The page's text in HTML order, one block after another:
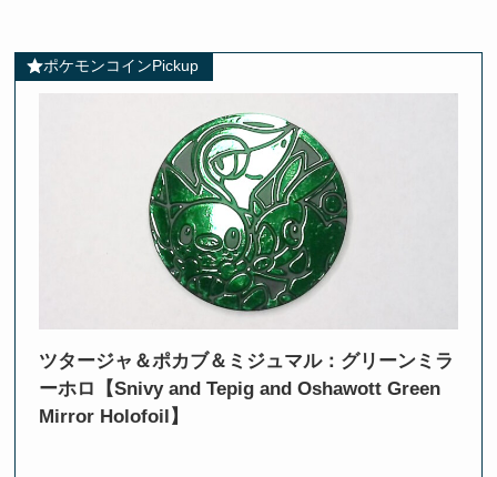
ポケモンコインPickup
ツタージャ＆ポカブ＆ミジュマル：グリーンミラ
ーホロ【Snivy and Tepig and Oshawott Green
Mirror Holofoil】